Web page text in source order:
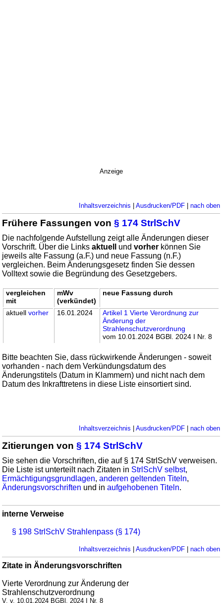
Anzeige
Inhaltsverzeichnis | Ausdrucken/PDF| nach oben
Frühere Fassungen von§ 174 StrlSchV
Die nachfolgende Aufstellung zeigt alle Änderungen dieser
Vorschrift. Über die Linksaktuell undvorher können Sie
jeweils alte Fassung (a.F.) und neue Fassung (n.F.)
vergleichen. Beim Änderungsgesetz finden Sie dessen
Volltext sowie die Begründung des Gesetzgebers.
vergleichen
mit
mWv
(verkündet)
neue Fassung durch
aktuellvorher 16.01.2024
Artikel 1 Vierte Verordnung zur
Änderung der
Strahlenschutzverordnung
vom 10.01.2024 BGBl. 2024 I Nr. 8
Bitte beachten Sie, dass rückwirkende Änderungen - soweit
vorhanden - nach dem Verkündungsdatum des
Änderungstitels (Datum in Klammern) und nicht nach dem
Datum des Inkrafttretens in diese Liste einsortiert sind.
Inhaltsverzeichnis | Ausdrucken/PDF| nach oben
Zitierungen von§ 174 StrlSchV
Sie sehen die Vorschriften, die auf § 174 StrlSchV verweisen.
Die Liste ist unterteilt nach Zitaten in StrlSchV selbst,
Ermächtigungsgrundlagen,anderen geltenden Titeln,
Änderungsvorschriften und inaufgehobenen Titeln.
interne Verweise
§ 198 StrlSchV Strahlenpass (§ 174)
Inhaltsverzeichnis | Ausdrucken/PDF| nach oben
Zitate in Änderungsvorschriften
Vierte Verordnung zur Änderung der
Strahlenschutzverordnung
V. v. 10.01.2024 BGBl. 2024 I Nr. 8